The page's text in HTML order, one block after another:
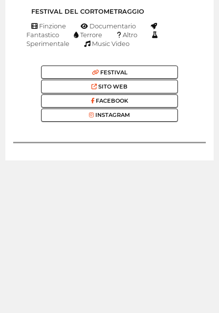
FESTIVAL DEL CORTOMETRAGGIO
Finzione
Documentario
Fantastico
Terrore
Altro
Sperimentale
Music Video
FESTIVAL
SITO WEB
FACEBOOK
INSTAGRAM